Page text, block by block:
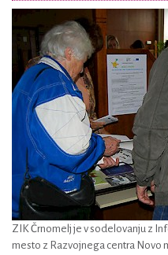
ZIK Črnomelj je v sodelovanju z
mesto z Razvojnega centra Novo